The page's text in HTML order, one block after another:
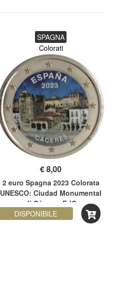
SPAGNA
Colorati
€8,00
2 euro Spagna 2023 Colorata
UNESCO: Ciudad Monumental
di Cáceres FdC
DISPONIBILE